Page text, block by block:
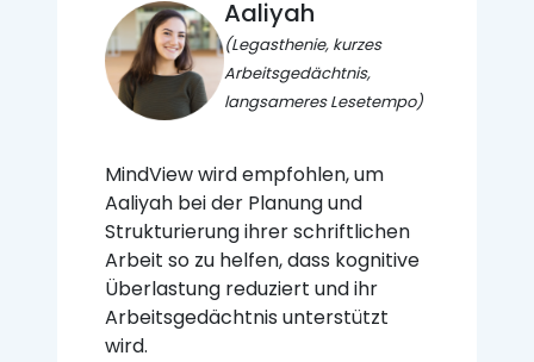
Aaliyah
(Legasthenie, kurzes
Arbeitsgedächtnis,
langsameres Lesetempo)
MindView wird empfohlen, um
Aaliyah bei der Planung und
Strukturierung ihrer schriftlichen
Arbeit so zu helfen, dass kognitive
Überlastung reduziert und ihr
Arbeitsgedächtnis unterstützt
wird.